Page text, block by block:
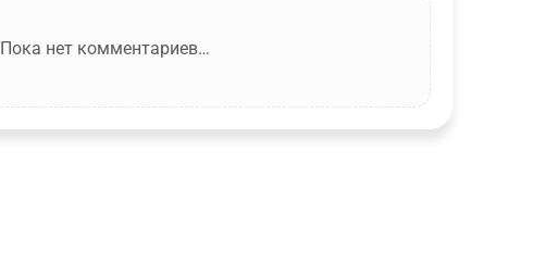
Пока нет комментариев…